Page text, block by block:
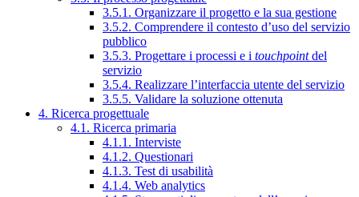
3.5.1. Organizzare il progetto e la sua gestione
3.5.2. Comprendere il contesto d’uso del servizio
pubblico
3.5.3. Progettare i processi e i touchpointdel
servizio
3.5.4. Realizzare l’interfaccia utente del servizio
3.5.5. Validare la soluzione ottenuta
4. Ricerca progettuale
4.1. Ricerca primaria
4.1.1. Interviste
4.1.2. Questionari
4.1.3. Test di usabilità
4.1.4. Web analytics